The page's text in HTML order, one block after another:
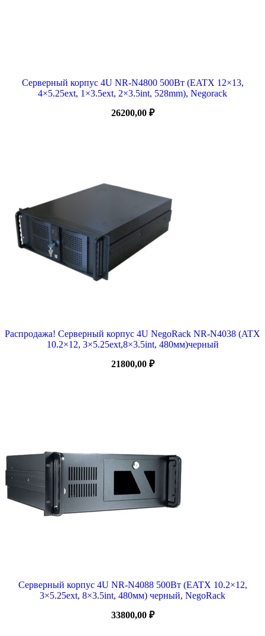
Серверный корпус 4U NR-N4800 500Вт (EATX 12×13,
4×5.25ext, 1×3.5ext, 2×3.5int, 528mm), Negorack
26200,00 ₽
Распродажа! Серверный корпус 4U NegoRack NR-N4038 (ATX
10.2×12, 3×5.25ext,8×3.5int, 480мм)черный
21800,00 ₽
Серверный корпус 4U NR-N4088 500Вт (EATX 10.2×12,
3×5.25ext, 8×3.5int, 480мм) черный, NegoRack
33800,00 ₽